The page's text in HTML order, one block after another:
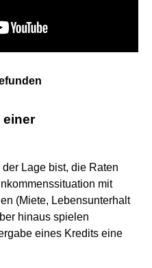
einer
Lage bist, die Raten
mit
(Miete, Lebensunterhalt
hinaus spielen
eines Kredits eine